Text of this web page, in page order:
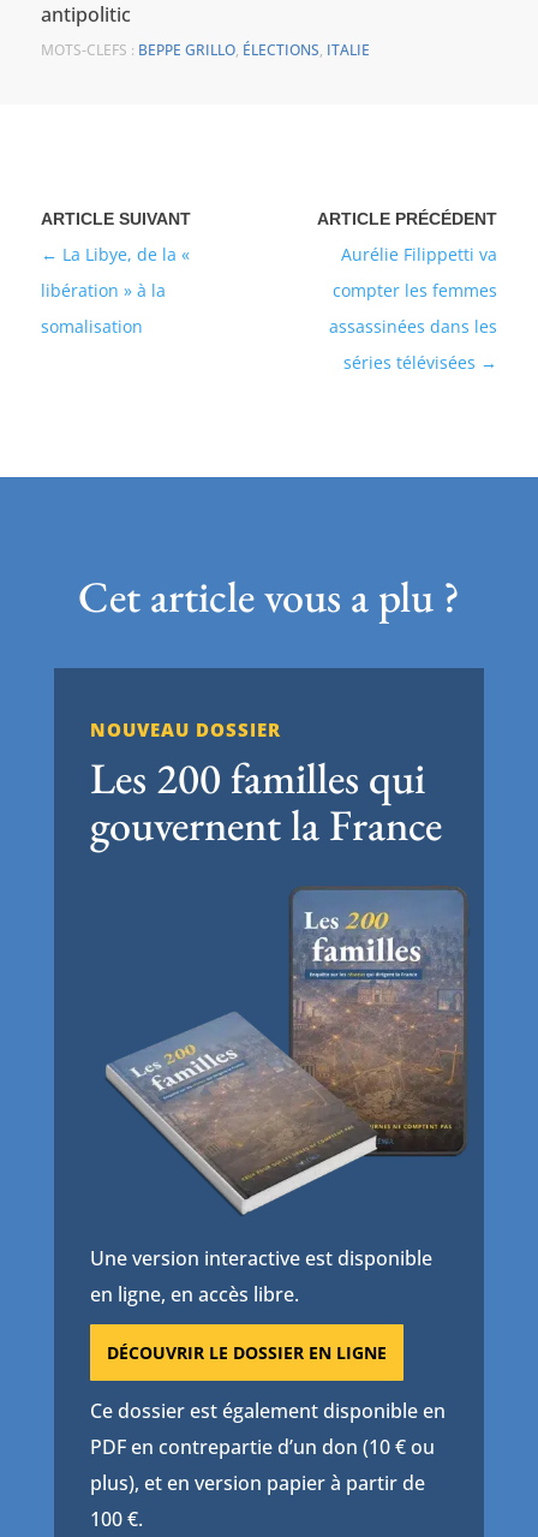
antipolitic
MOTS-CLEFS : BEPPE GRILLO, ÉLECTIONS, ITALIE
Aurélie Filippetti va
compter les femmes
assassinées dans les
séries télévisées
La Libye, de la «
libération » à la
somalisation
Cet article vous a plu ?
NOUVEAU DOSSIER
Les 200 familles qui
gouvernent la France
Une version interactive est disponible
en ligne, en accès libre.
DÉCOUVRIR LE DOSSIER EN LIGNE
Ce dossier est également disponible en
PDF en contrepartie d’un don (10 € ou
plus), et en version papier à partir de
100 €.